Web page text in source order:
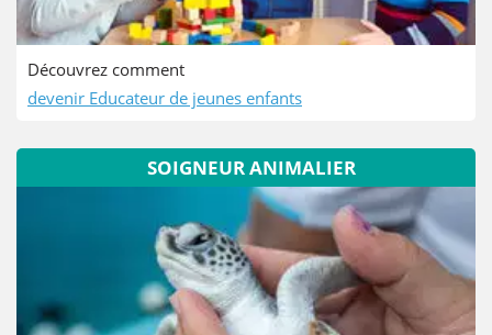
Découvrez comment
devenir Educateur de jeunes enfants
SOIGNEUR ANIMALIER